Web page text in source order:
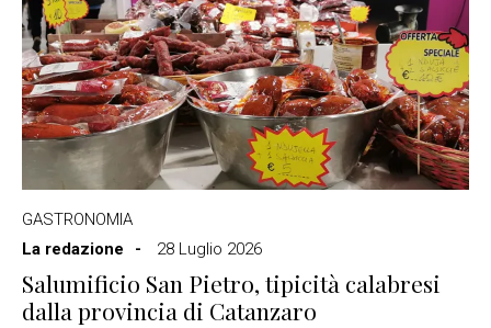
GASTRONOMIA
La redazione
28 Luglio 2026
Salumificio San Pietro, tipicità calabresi
dalla provincia di Catanzaro